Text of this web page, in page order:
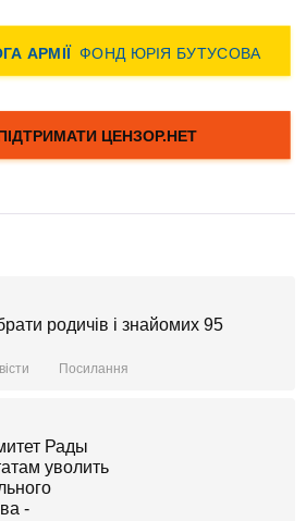
родичів і знайомих 95
Посилання